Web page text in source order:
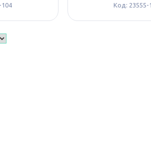
104
23555-